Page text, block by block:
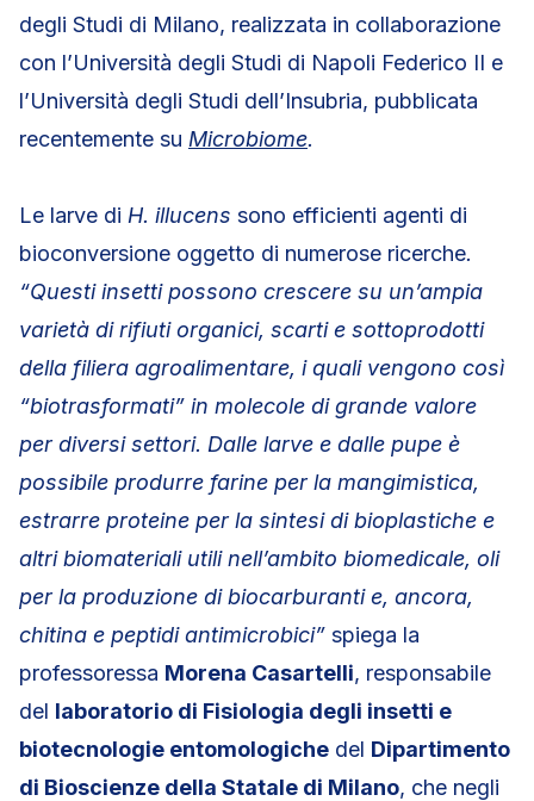
degli Studi di Milano, realizzata in collaborazione
con l’Università degli Studi di Napoli Federico II e
l’Università degli Studi dell’Insubria, pubblicata
recentemente su Microbiome.
Le larve di H. illucens sono efficienti agenti di
bioconversione oggetto di numerose ricerche.
“Questi insetti possono crescere su un’ampia
varietà di rifiuti organici, scarti e sottoprodotti
della filiera agroalimentare, i quali vengono così
“biotrasformati” in molecole di grande valore
per diversi settori. Dalle larve e dalle pupe è
possibile produrre farine per la mangimistica,
estrarre proteine per la sintesi di bioplastiche e
altri biomateriali utili nell’ambito biomedicale, oli
per la produzione di biocarburanti e, ancora,
chitina e peptidi antimicrobici” spiega la
professoressa Morena Casartelli, responsabile
del laboratorio di Fisiologia degli insetti e
biotecnologie entomologiche del Dipartimento
di Bioscienze della Statale di Milano, che negli